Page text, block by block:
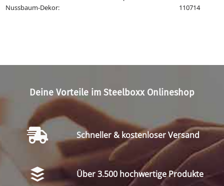
Nussbaum-Dekor:
110714
Deine Vorteile im Steelboxx Onlineshop
Schneller & kostenloser Versand
Über 3.500 hochwertige Produkte